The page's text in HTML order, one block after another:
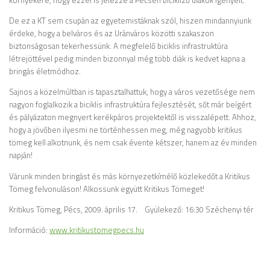
De ez a KT sem csupán az egyetemistáknak szól, hiszen mindannyiunk
érdeke, hogy a belváros és az Uránváros közötti szakaszon
biztonságosan tekerhessünk. A megfelelő biciklis infrastruktúra
létrejöttével pedig minden bizonnyal még több diák is kedvet kapna a
bringás életmódhoz.
Sajnos a közelmúltban is tapasztalhattuk, hogy a város vezetősége nem
nagyon foglalkozik a biciklis infrastruktúra fejlesztését, sőt már beígért
és pályázaton megnyert kerékpáros projektektől is visszalépett. Ahhoz,
hogy a jövőben ilyesmi ne történhessen meg, még nagyobb kritikus
tömeg kell alkotnunk, és nem csak évente kétszer, hanem az év minden
napján!
Várunk minden bringást és más környezetkímélő közlekedőt a Kritikus
Tömeg felvonuláson! Alkossunk együtt Kritikus Tömeget!
Kritikus Tömeg, Pécs, 2009. április 17. Gyülekező: 16:30 Széchenyi tér
Információ: www.kritikustomegpecs.hu